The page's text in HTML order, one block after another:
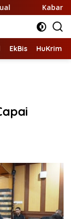
Kabar baik untuk
EkBis HuKrim